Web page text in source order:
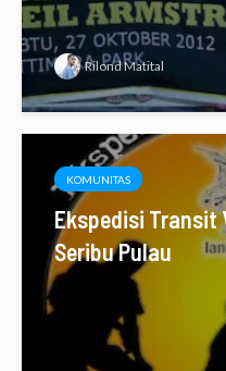
Rilond Matital
KOMUNITAS
Ekspedisi Transit
Seribu Pulau